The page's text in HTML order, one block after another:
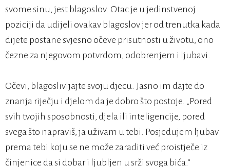
svome sinu, jest blagoslov. Otac je u jedinstvenoj
poziciji da udijeli ovakav blagoslov jer od trenutka kada
dijete postane svjesno očeve prisutnosti u životu, ono
čezne za njegovom potvrdom, odobrenjem i ljubavi.
Očevi, blagoslivljajte svoju djecu. Jasno im dajte do
znanja riječju i djelom da je dobro što postoje. „Pored
svih tvojih sposobnosti, djela ili inteligencije, pored
svega što napraviš, ja uživam u tebi. Posjedujem ljubav
prema tebi koju se ne može zaraditi već proistječe iz
činjenice da si dobar i ljubljen u srži svoga bića.“